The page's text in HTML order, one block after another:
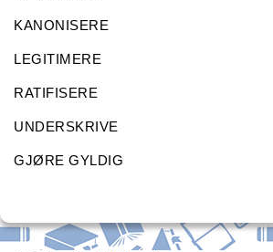
KANONISERE
LEGITIMERE
RATIFISERE
UNDERSKRIVE
GJØRE GYLDIG